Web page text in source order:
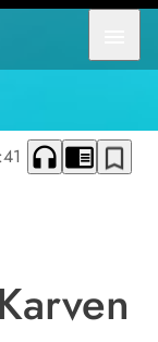
headphones chrome_reader_mode bookmark_border